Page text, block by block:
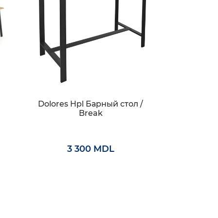
Dolores Hpl Барный стол /
Break
3 300 MDL